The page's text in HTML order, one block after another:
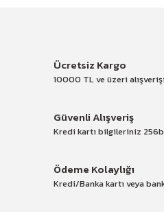
Ücretsiz Kargo
10000 TL ve üzeri
Güvenli Alışveriş
Kredi kartı bilgileriniz
Ödeme Kolaylığı
Kredi/Banka kartı veya